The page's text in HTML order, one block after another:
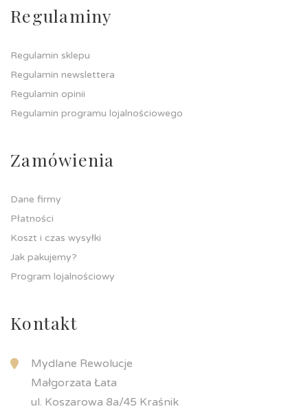
Regulaminy
Regulamin sklepu
Regulamin newslettera
Regulamin opinii
Regulamin programu lojalnościowego
Zamówienia
Dane firmy
Płatności
Koszt i czas wysyłki
Jak pakujemy?
Program lojalnościowy
Kontakt
Mydlane Rewolucje
Małgorzata Łata
ul. Koszarowa 8a/45 Kraśnik